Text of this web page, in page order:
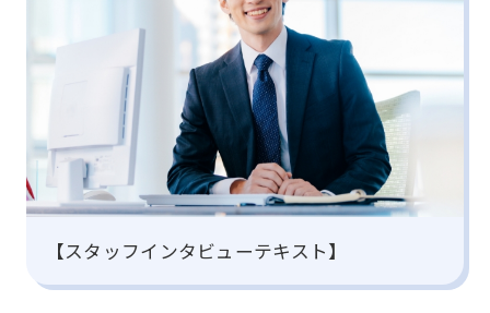
【スタッフインタビューテキスト】